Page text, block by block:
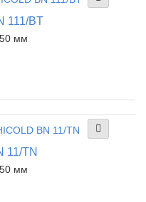
111/BT
мм
11/TN
мм